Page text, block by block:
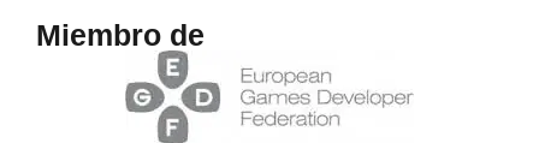
Miembro de